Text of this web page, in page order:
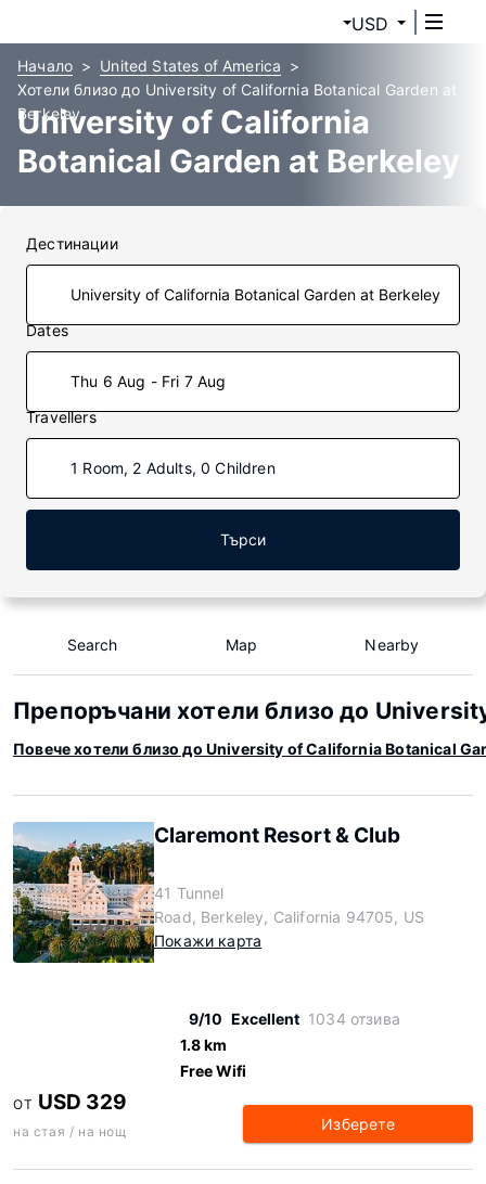
USD
Начало
United States of America
Хотели близо до University of California Botanical Garden at
Berkeley
University of California
Botanical Garden at Berkeley
Хотели
Дестинации
Dates
Thu 6 Aug - Fri 7 Aug
Travellers
1 Room, 2 Adults, 0 Children
Търси
Search Map Nearby
Препоръчани хотели близо до
Повече хотели близо до University of California Botanical
Claremont Resort & Club
41 Tunnel
Road, Berkeley, California 94705, US
Покажи карта
9/10 Excellent 1034 отзива
1.8 km
Free Wifi
ОТ USD 329
на стая / на нощ Изберете